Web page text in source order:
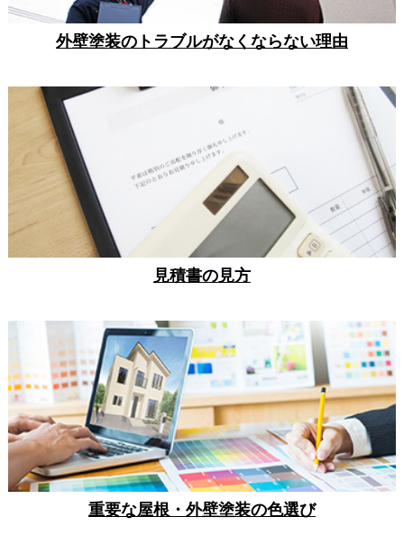
外壁塗装のトラブルがなくならない理由
見積書の見方
重要な屋根・外壁塗装の色選び